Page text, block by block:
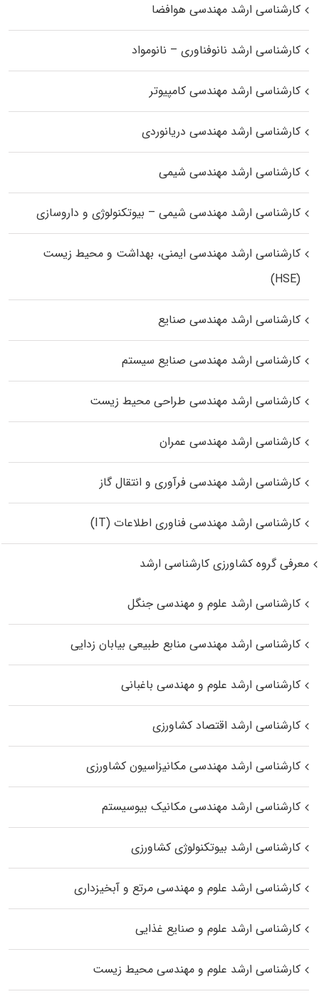
کارشناسی ارشد مهندسی هوافضا
کارشناسی ارشد نانوفناوری – نانومواد
کارشناسی ارشد مهندسی کامپیوتر
کارشناسی ارشد مهندسی دریانوردی
کارشناسی ارشد مهندسی شیمی
کارشناسی ارشد مهندسی شیمی – بیوتکنولوژی و داروسازی
کارشناسی ارشد مهندسی ایمنی، بهداشت و محیط زیست
(HSE)
کارشناسی ارشد مهندسی صنایع
کارشناسی ارشد مهندسی صنایع سیستم
کارشناسی ارشد مهندسی طراحی محیط زیست
کارشناسی ارشد مهندسی عمران
کارشناسی ارشد مهندسی فرآوری و انتقال گاز
کارشناسی ارشد مهندسی فناوری اطلاعات (IT)
معرفی گروه کشاورزی کارشناسی ارشد
کارشناسی ارشد علوم و مهندسی جنگل
کارشناسی ارشد مهندسی منابع طبیعی بیابان زدایی
کارشناسی ارشد علوم و مهندسی باغبانی
کارشناسی ارشد اقتصاد کشاورزی
کارشناسی ارشد مهندسی مکانیزاسیون کشاورزی
کارشناسی ارشد مهندسی مکانیک بیوسیستم
کارشناسی ارشد بیوتکنولوژی کشاورزی
کارشناسی ارشد علوم و مهندسی مرتع و آبخیزداری
کارشناسی ارشد علوم و صنایع غذایی
کارشناسی ارشد علوم و مهندسی محیط زیست